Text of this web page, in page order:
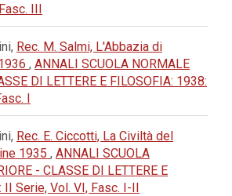
III
Rec. M. Salmi, L'Abbazia di
, ANNALI SCUOLA NORMALE
DI LETTERE E FILOSOFIA: 1938:
I
Rec. E. Ciccotti, La Civiltà del
1935 , ANNALI SCUOLA
- CLASSE DI LETTERE E
II Serie, Vol. VI, Fasc. I-II